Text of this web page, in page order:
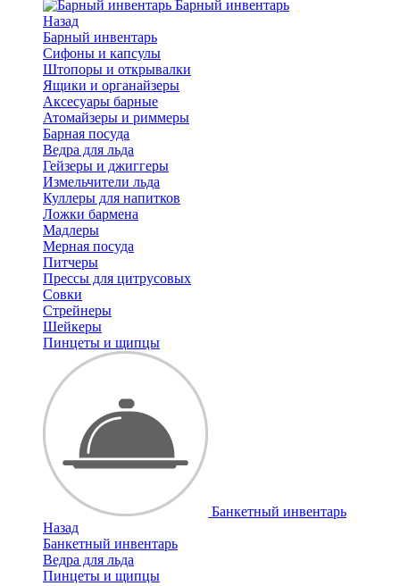
Барный инвентарь
Назад
Барный инвентарь
Сифоны и капсулы
Штопоры и открывалки
Ящики и органайзеры
Аксесуары барные
Атомайзеры и риммеры
Барная посуда
Ведра для льда
Гейзеры и джиггеры
Измельчители льда
Куллеры для напитков
Ложки бармена
Мадлеры
Мерная посуда
Питчеры
Прессы для цитрусовых
Совки
Стрейнеры
Шейкеры
Пинцеты и щипцы
Банкетный инвентарь
Назад
Банкетный инвентарь
Ведра для льда
Пинцеты и щипцы